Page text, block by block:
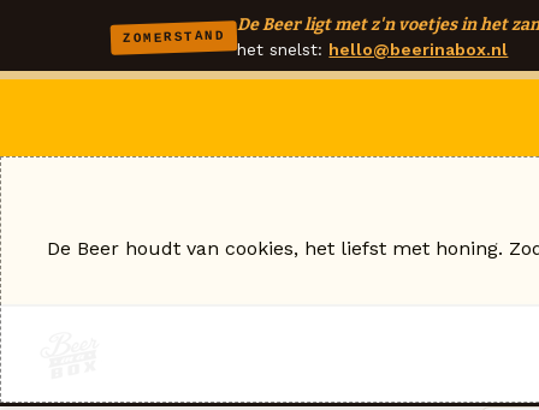
ZOMERSTAND
De Beer ligt met z'n voetjes in het
het snelst: hello@beerinabox.nl
De Beer houdt van cookies, het liefst met honing.